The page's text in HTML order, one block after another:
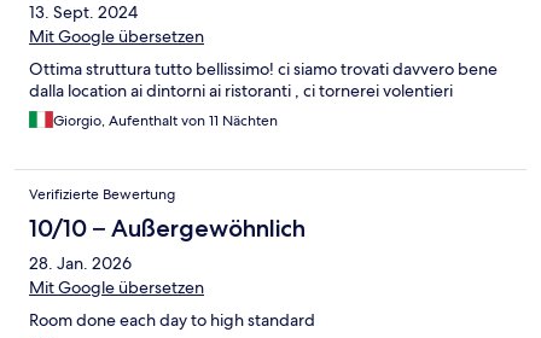
13. Sept. 2024
Mit Google übersetzen
Ottima struttura tutto bellissimo! ci siamo trovati davvero bene
dalla location ai dintorni ai ristoranti , ci tornerei volentieri
Giorgio, Aufenthalt von 11 Nächten
Verifizierte Bewertung
10/10 – Außergewöhnlich
28. Jan. 2026
Mit Google übersetzen
Room done each day to high standard